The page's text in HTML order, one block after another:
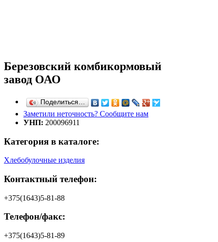
Березовский комбикормовый
завод ОАО
Поделиться…
Заметили неточность? Сообщите нам
УНП: 200096911
Категория в каталоге:
Хлебобулочные изделия
Контактный телефон:
+375(1643)5-81-88
Телефон/факс:
+375(1643)5-81-89